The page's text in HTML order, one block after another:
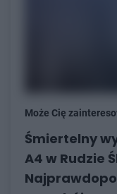
Może Cię
Śmiertelny
A4 w Rudzie